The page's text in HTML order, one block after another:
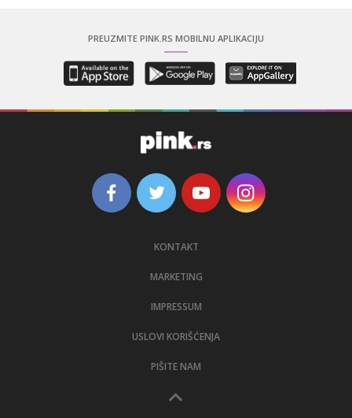
PREUZMITE PINK.RS MOBILNU APLIKACIJU
KONTAKT
MARKETING
IMPRESSUM
USLOVI KORIŠĆENJA
PIŠITE NAM